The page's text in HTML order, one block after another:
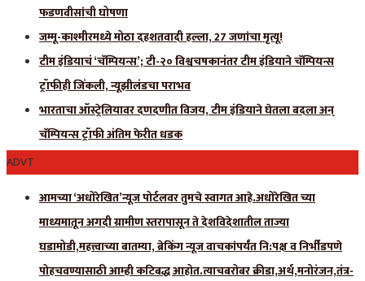
फडणवीसांची घोषणा
जम्मू-काश्मीरमध्ये मोठा दहशतवादी हल्ला, 27 जणांचा मृत्यू!
टीम इंडियाचं ‘चॅम्पियन्स’; टी-२० विश्वचषकानंतर टीम इंडियाने चॅम्पियन्स
ट्रॉफीही जिंकली, न्यूझीलंडचा पराभव
भारताचा ऑस्ट्रेलियावर दणदणीत विजय, टीम इंडियाने घेतला बदला अन्
चॅम्पियन्स ट्रॉफी अंतिम फेरीत धडक
ADVT
आमच्या ‘अधोरेखित’न्यूज पोर्टलवर तुमचे स्वागत आहे.अधोरेखित च्या
माध्यमातून अगदी ग्रामीण स्तरापासून ते देशविदेशातील ताज्या
घडामोडी,महत्त्वाच्या बातम्या, ब्रेकिंग न्यूज वाचकांपर्यंत नि:पक्ष व निर्भीडपणे
पोहचवण्यासाठी आम्ही कटिबद्ध आहोत.त्याचबरोबर क्रीडा,अर्थ,मनोरंजन,तंत्र-